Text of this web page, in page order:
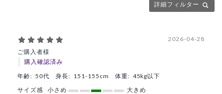
詳細フィルター
ご購入者様
購入確認済み
2026-04-28
年齢: 50代 身長: 151-155cm 体重: 45kg以下
サイズ感
小さめ
大きめ